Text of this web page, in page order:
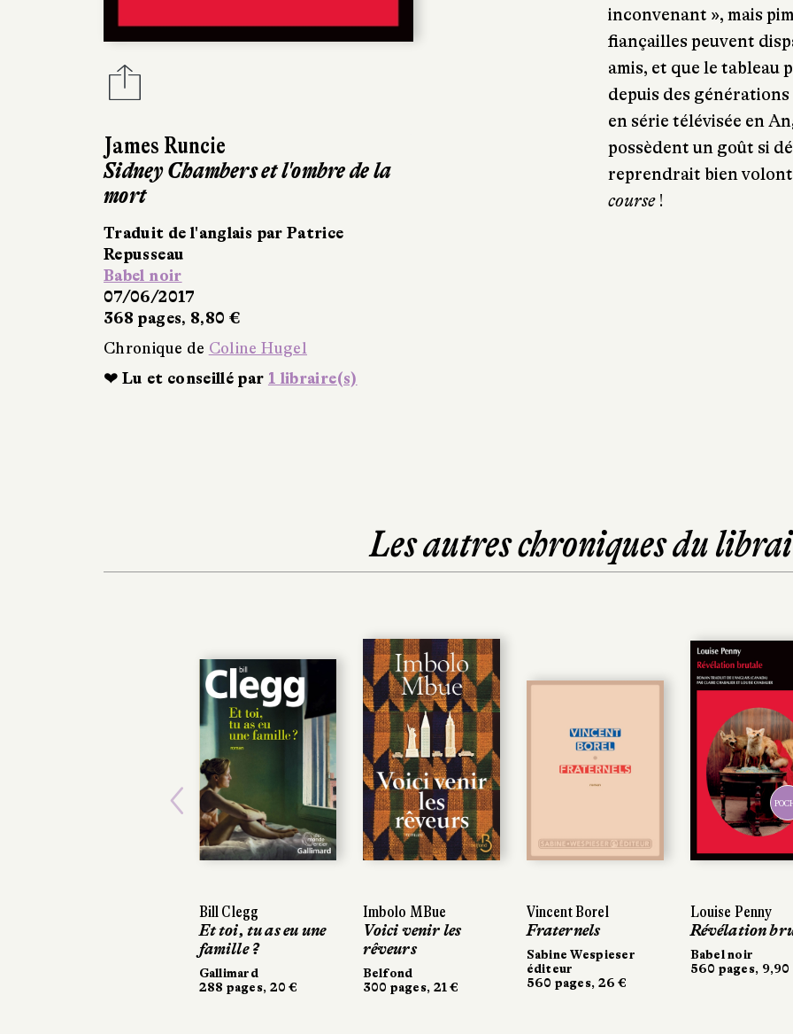
James Runcie
Sidney Chambers et l'ombre de la
mort
Traduit de l'anglais par Patrice
Repusseau
Babel noir
07/06/2017
368 pages, 8,80 €
Chronique de Coline Hugel
❤ Lu et conseillé par 1 libraire(s)
inconvenant », mais
fiançailles peuvent
amis, et que le tableau
depuis des
en série télévisée en
possèdent un goût si
reprendrait bien
course!
Les autres chroniques du
Bill Clegg
Et toi, tu as eu une
famille ?
Gallimard
288 pages, 20 €
Imbolo MBue
Voici venir les
rêveurs
Belfond
300 pages, 21 €
Vincent Borel
Fraternels
Sabine Wespieser
éditeur
560 pages, 26 €
Louise Penny
Révélation
Babel noir
560 pages, 9,90
Imbolo MBue
Voici venir les
rêveurs
Belfond
300 pages, 21 €
Vincent Borel
Fraternels
Sabine Wespieser
éditeur
560 pages, 26 €
Louise Penny
Révélation
Babel noir
560 pages, 9,90
Previous